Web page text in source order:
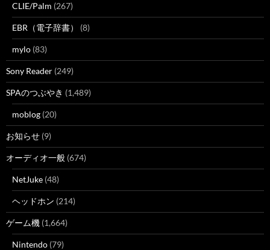
CLIE/Palm (267)
EBR（電子辞書） (8)
mylo (83)
Sony Reader (249)
SPAのつぶやき (1,489)
moblog (20)
お知らせ (9)
オーディオ一般 (674)
NetJuke (48)
ヘッドホン (214)
ゲーム機 (1,664)
Nintendo (79)